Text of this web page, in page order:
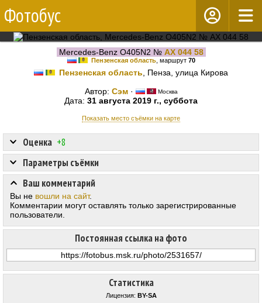
Фотобус
Mercedes-Benz O405N2 № АХ 044 58
Пензенская область, маршрут 70
Пензенская область , Пенза, улица Кирова
Автор: Сэм· Москва
Дата: 31 августа 2019 г., суббота
Показать место съёмки на карте
Статистика
Лицензия: BY-SA
Оценка +8
Постоянная ссылка на фото
Параметры съёмки
Ваш комментарий
Вы не вошли на сайт.
Комментарии могут оставлять только зарегистрированные
пользователи.